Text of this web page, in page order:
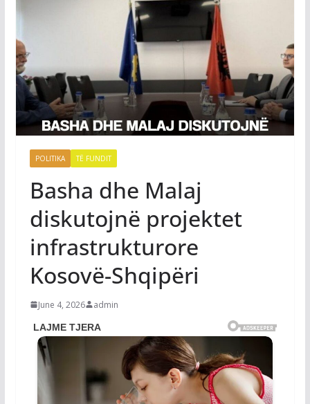
POLITIKA TË FUNDIT
Basha dhe Malaj
diskutojnë projektet
infrastrukturore
Kosovë-Shqipëri
June 4, 2026 admin